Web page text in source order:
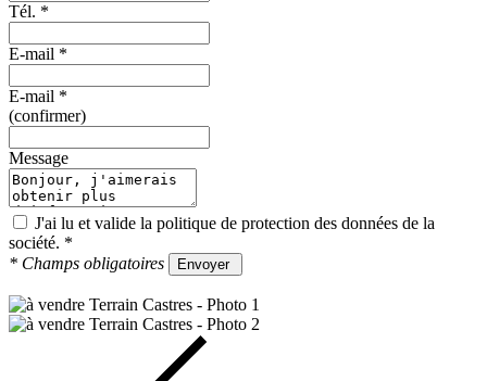
Tél. *
E-mail *
E-mail *
(confirmer)
Message
J'ai lu et valide la politique de protection des données de la
société. *
* Champs obligatoires